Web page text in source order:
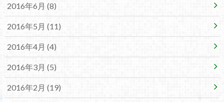
2016年6月 (8)
2016年5月 (11)
2016年4月 (4)
2016年3月 (5)
2016年2月 (19)